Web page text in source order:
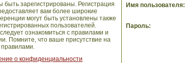
зарегистрированы. Регистрация
вам более широкие
могут быть установлены также
пользователей.
ознакомиться с правилами и
Помните, что ваше присутствие на
о конфиденциальности
Имя пользователя:
Пароль: